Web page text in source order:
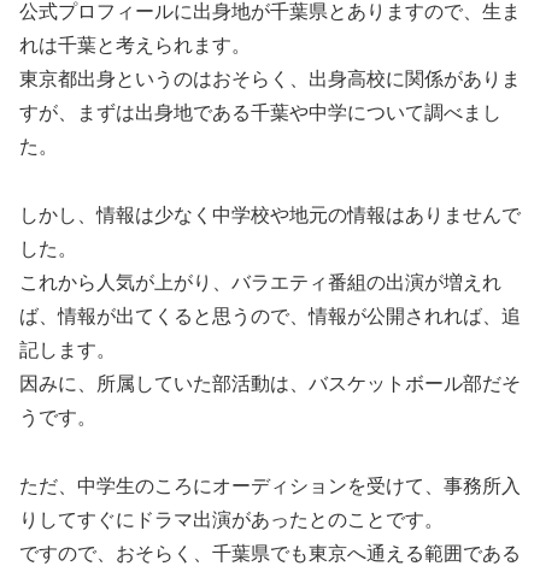
公式プロフィールに出身地が千葉県とありますので、生ま
れは千葉と考えられます。
東京都出身というのはおそらく、出身高校に関係がありま
すが、まずは出身地である千葉や中学について調べまし
た。
しかし、情報は少なく中学校や地元の情報はありませんで
した。
これから人気が上がり、バラエティ番組の出演が増えれ
ば、情報が出てくると思うので、情報が公開されれば、追
記します。
因みに、所属していた部活動は、バスケットボール部だそ
うです。
ただ、中学生のころにオーディションを受けて、事務所入
りしてすぐにドラマ出演があったとのことです。
ですので、おそらく、千葉県でも東京へ通える範囲である